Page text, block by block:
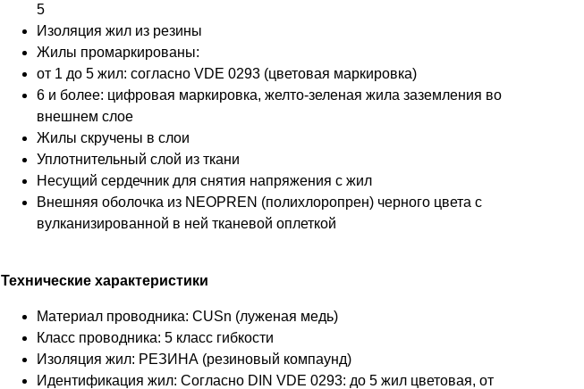
5
Изоляция жил из резины
Жилы промаркированы:
от 1 до 5 жил: согласно VDE 0293 (цветовая маркировка)
6 и более: цифровая маркировка, желто-зеленая жила заземления во
внешнем слое
Жилы скручены в слои
Уплотнительный слой из ткани
Несущий сердечник для снятия напряжения с жил
Внешняя оболочка из NEOPREN (полихлоропрен) черного цвета с
вулканизированной в ней тканевой оплеткой
Технические характеристики
Материал проводника: CUSn (луженая медь)
Класс проводника: 5 класс гибкости
Изоляция жил: РЕЗИНА (резиновый компаунд)
Идентификация жил: Согласно DIN VDE 0293: до 5 жил цветовая, от